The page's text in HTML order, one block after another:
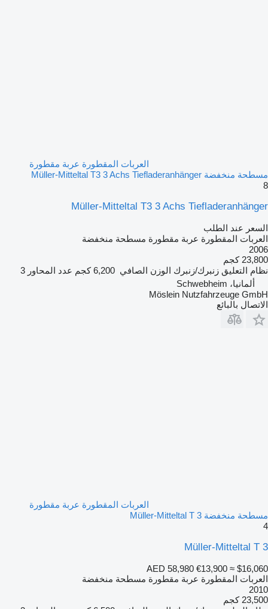
العربات المقطورة عربة مقطورة
مسطحة منخفضة Müller-Mitteltal T3 3 Achs Tiefladeranhänger
8
Müller-Mitteltal T3 3 Achs Tiefladeranhänger
السعر عند الطلب
العربات المقطورة عربة مقطورة مسطحة منخفضة
2006
23,800 كجم
نظام التعليق زنبرك/زنبرك الوزن الصافي 6,200 كجم عدد المحاور 3
ألمانيا، Schwebheim
Möslein Nutzfahrzeuge GmbH
الاتصال بالبائع
العربات المقطورة عربة مقطورة
مسطحة منخفضة Müller-Mitteltal T 3
4
Müller-Mitteltal T 3
AED 58,980 €13,900 ≈ $16,060
العربات المقطورة عربة مقطورة مسطحة منخفضة
2010
23,500 كجم